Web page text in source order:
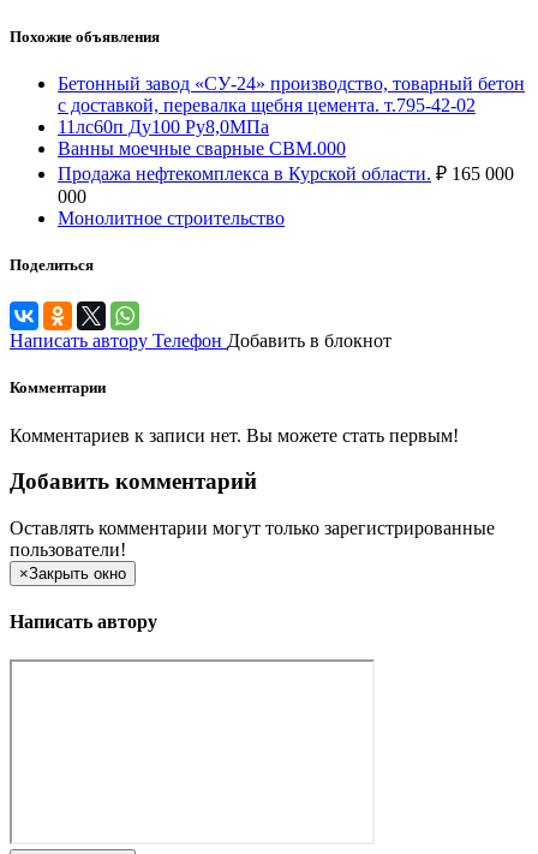
Похожие объявления
Бетонный завод «СУ-24» производство, товарный бетон
с доставкой, перевалка щебня цемента. т.795-42-02
11лс60п Ду100 Ру8,0МПа
Ванны моечные сварные СВМ.000
Продажа нефтекомплекса в Курской области. ₽ 165 000
000
Монолитное строительство
Поделиться
Написать автору Телефон Добавить в блокнот
Комментарии
Комментариев к записи нет. Вы можете стать первым!
Добавить комментарий
Оставлять комментарии могут только зарегистрированные
пользователи!
×Закрыть окно
Написать автору